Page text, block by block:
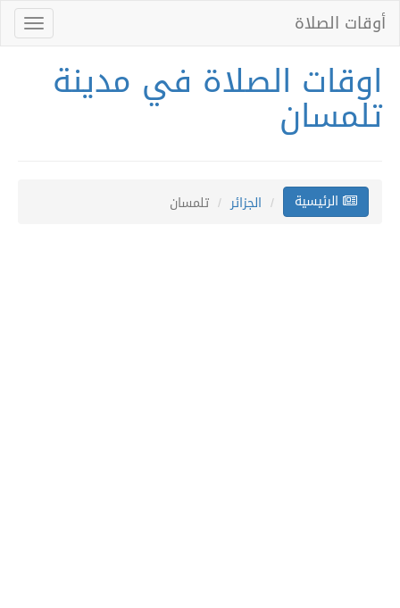
أوقات الصلاة
اوقات الصلاة في مدينة
تلمسان
الرئيسية الجزائر تلمسان